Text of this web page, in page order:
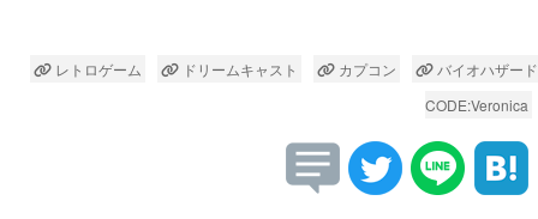
レトロゲーム ドリームキャスト カプコン
バイオハザード
CODE:Veronica